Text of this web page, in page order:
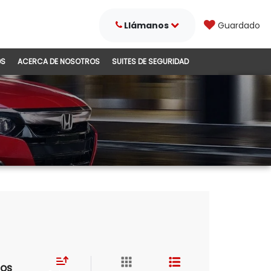
Llámanos Guardado
ACERCA DE NOSOTROS SUITES DE SEGURIDAD